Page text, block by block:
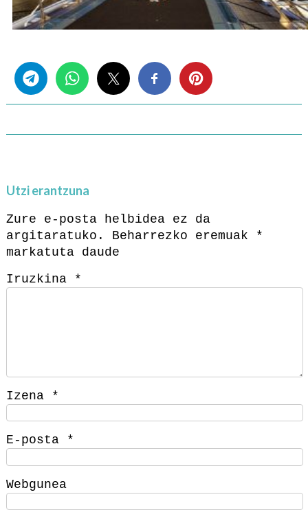
Utzi erantzuna
Zure e-posta helbidea ez da
argitaratuko.
Beharrezko eremuak
*
markatuta daude
Iruzkina
*
Izena *
E-posta *
Webgunea